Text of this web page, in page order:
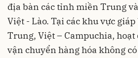
địa bàn các tỉnh miền Trung
Việt - Lào. Tại các khu vực
Trung, Việt – Campuchia, hoạt
vận chuyển hàng hóa không